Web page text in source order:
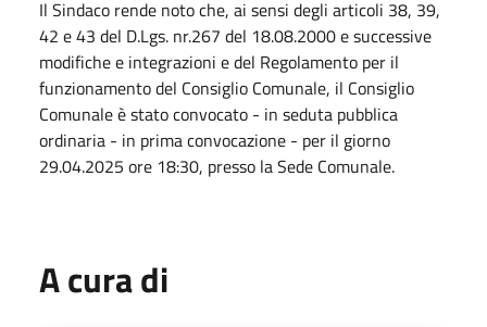
Il Sindaco rende noto che, ai sensi degli articoli 38, 39,
42 e 43 del D.Lgs. nr.267 del 18.08.2000 e successive
modifiche e integrazioni e del Regolamento per il
funzionamento del Consiglio Comunale, il Consiglio
Comunale è stato convocato - in seduta pubblica
ordinaria - in prima convocazione - per il giorno
29.04.2025 ore 18:30, presso la Sede Comunale.
A cura di